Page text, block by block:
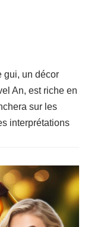
gui, un décor
An, est riche en
sur les
interprétations